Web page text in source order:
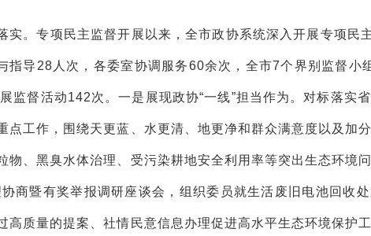
实。专项民主监督开展以来，全市政协系统深入开展专项民
指导28人次，各委室协调服务60余次，全市7个界别监督小
监督活动142次。一是展现政协“一线”担当作为。对标落实
点工作，围绕天更蓝、水更清、地更净和群众满意度以及加
物、黑臭水体治理、受污染耕地安全利用率等突出生态环境
商暨有奖举报调研座谈会，组织委员就生活废旧电池回收
高质量的提案、社情民意信息办理促进高水平生态环境保护